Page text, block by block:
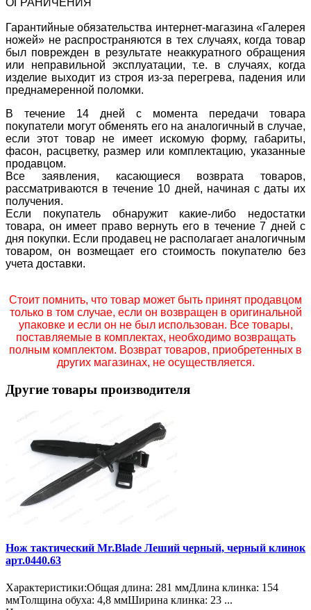
ОГРАНИЧЕНИЯ
Гарантийные обязательства интернет-магазина «Галерея
ножей» не распространяются в тех случаях, когда товар
был поврежден в результате неаккуратного обращения
или неправильной эксплуатации, т.е. в случаях, когда
изделие выходит из строя из-за перегрева, падения или
преднамеренной поломки.
В течение 14 дней с момента передачи товара
покупатели могут обменять его на аналогичный в случае,
если этот товар не имеет искомую форму, габариты,
фасон, расцветку, размер или комплектацию, указанные
продавцом.
Все заявления, касающиеся возврата товаров,
рассматриваются в течение 10 дней, начиная с даты их
получения.
Если покупатель обнаружит какие-либо недостатки
товара, он имеет право вернуть его в течение 7 дней с
дня покупки. Если продавец не располагает аналогичным
товаром, он возмещает его стоимость покупателю без
учета доставки.
Стоит помнить, что товар может быть принят продавцом
только в том случае, если он возвращен в оригинальной
упаковке и если он не был использован. Все товары,
поставляемые в комплектах, необходимо возвращать
полным комплектом. Возврат товаров, приобретенных в
других магазинах, не осуществляется.
Другие товары производителя
Нож тактический Mr.Blade Леший черный, черный клинок
арт.0440.63
Характеристики:Общая длина: 281 ммДлина клинка: 154
ммТолщина обуха: 4,8 ммШирина клинка: 23 ...